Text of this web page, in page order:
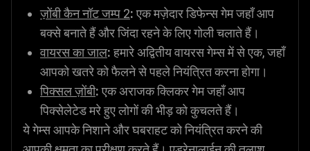
ज़ोंबी कैन नॉट जम्प 2:एक मज़ेदार डिफेन्स गेम जहाँ आप
बक्से बनाते हैं और जिंदा रहने के लिए गोली चलाते हैं।
वायरस का जाल:हमारे अद्वितीय वायरस गेम्स में से एक, जहाँ
आपको खतरे को फैलने से पहले नियंत्रित करना होगा।
पिक्सल ज़ोंबी:एक अराजक क्लिकर गेम जहाँ आप
पिक्सेलेटेड मरे हुए लोगों की भीड़ को कुचलते हैं।
ये गेम्स आपके निशाने और घबराहट को नियंत्रित करने की